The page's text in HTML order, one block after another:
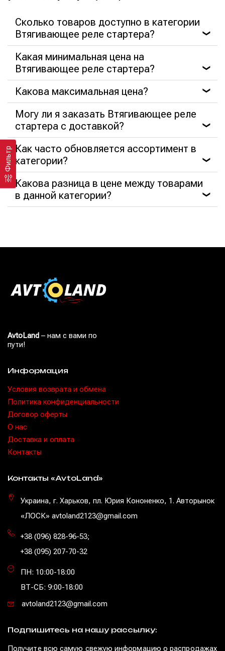
Сколько товаров доступно в категории
Втягивающее реле стартера?
❯
Какая минимальная цена на
Втягивающее реле стартера?
❯
Какова максимальная цена? ❯
Могу ли я заказать Втягивающее реле
стартера с доставкой?
❯
Как часто обновляется ассортимент в
категории?
❯
Какова разница в цене между товарами
в данной категории?
❯
Фильтр
AvtoLand – нам с вами по
пути!
Информация
Условия возврата и обмена
Политика конфиденциальности
Договор оферты
O нас
Доставка и оплата
Контакты
Контакты «AvtoLand»
Украина, г. Харьков, пл. Юрия Кононенко, 1. Авторынок
«ЛОСК» avtoland2123@gmail.com
+38 (096) 828-96-53;
+38 (095) 207-70-32
ПН: 10:00-18:00
ВТ-СБ: 9:00-18:00
avtoland2123@gmail.com
Подпишитесь на нашу рассылку:
Получите всю самую свежую информацию о распродажах